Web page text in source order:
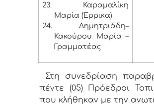
23.
Καραμαλίκη
Μαρία (Έρρικα)
24.
Δημητριάδη–
Κακούρου Μαρία –
Γραμματέας
Στη συνεδρίαση
πέντε (05) Πρόεδροι
που κλήθηκαν με την